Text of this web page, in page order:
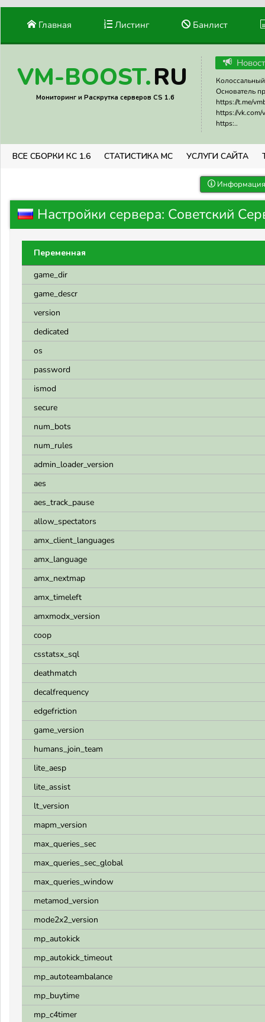
Главная Листинг Банлист
VM-BOOST.RU
Мониторинг и Раскрутка серверов CS 1.6
Основатель
https://t.me/
https://vk.com/
https:..
ВСЕ СБОРКИ КС 1.6 СТАТИСТИКА МС УСЛУГИ САЙТА
Настройки сервера: Советский
Переменная
game_dir
game_descr
version
dedicated
os
password
ismod
secure
num_bots
num_rules
admin_loader_version
aes
aes_track_pause
allow_spectators
amx_client_languages
amx_language
amx_nextmap
amx_timeleft
amxmodx_version
coop
csstatsx_sql
deathmatch
decalfrequency
edgefriction
game_version
humans_join_team
lite_aesp
lite_assist
lt_version
mapm_version
max_queries_sec
max_queries_sec_global
max_queries_window
metamod_version
mode2x2_version
mp_autokick
mp_autokick_timeout
mp_autoteambalance
mp_buytime
mp_c4timer